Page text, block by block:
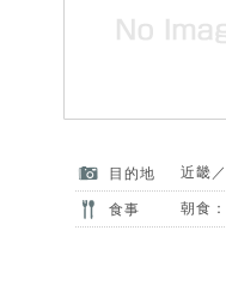
目的地 近畿
食事 朝食